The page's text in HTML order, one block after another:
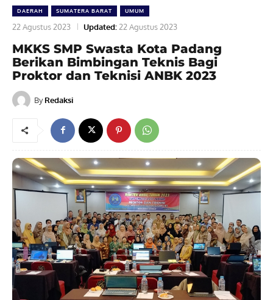
DAERAH SUMATERA BARAT UMUM
22 Agustus 2023 Updated: 22 Agustus 2023
MKKS SMP Swasta Kota Padang
Berikan Bimbingan Teknis Bagi
Proktor dan Teknisi ANBK 2023
By Redaksi